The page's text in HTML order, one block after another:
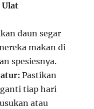
Ulat
daun segar
makan di
spesiesnya.
Pastikan
tiap hari
atau